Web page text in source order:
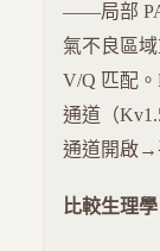
——局部
氣不良區
V/Q 匹配
通道（
通道開啟→
比較生理學